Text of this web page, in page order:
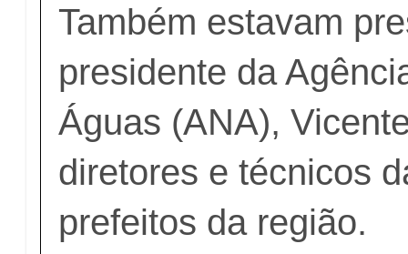
Também estavam
presidente da
Águas (ANA),
diretores e técnicos
prefeitos da região.